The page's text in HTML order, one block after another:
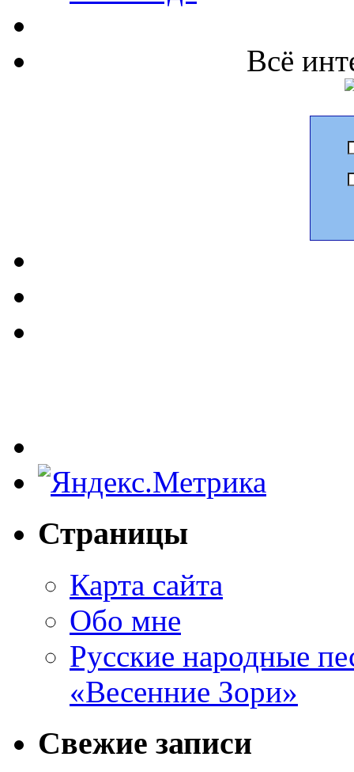
Всё
Страницы
Карта сайта
Обо мне
Русские народные
«Весенние Зори»
Свежие записи